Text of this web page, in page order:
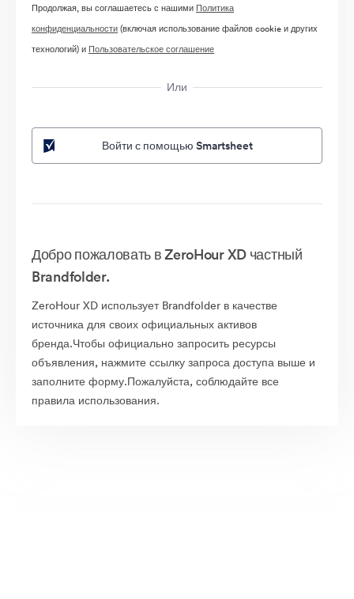
Продолжая, вы соглашаетесь с нашими Политика
конфиденциальности(включая использование файлов cookie и других
технологий) и Пользовательское соглашение
Или
Войти с помощью Smartsheet
Добро пожаловать в ZeroHour XD частный
Brandfolder.
ZeroHour XD использует Brandfolder в качестве
источника для своих официальных активов
бренда.Чтобы официально запросить ресурсы
объявления, нажмите ссылку запроса доступа выше и
заполните форму.Пожалуйста, соблюдайте все
правила использования.